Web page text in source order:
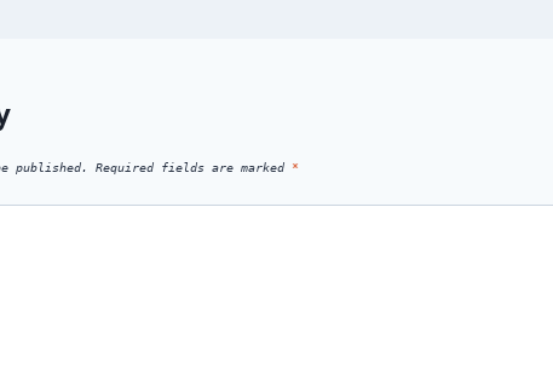
published. Required fields are marked *